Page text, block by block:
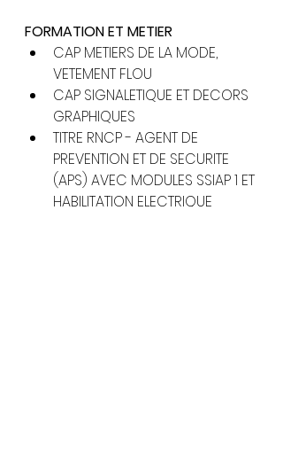
FORMATION ET METIER
CAP METIERS DE LA MODE,
VETEMENT FLOU
CAP SIGNALETIQUE ET DECORS
GRAPHIQUES
TITRE RNCP - AGENT DE
PREVENTION ET DE SECURITE
(APS) AVEC MODULES SSIAP 1 ET
HABILITATION ELECTRIQUE